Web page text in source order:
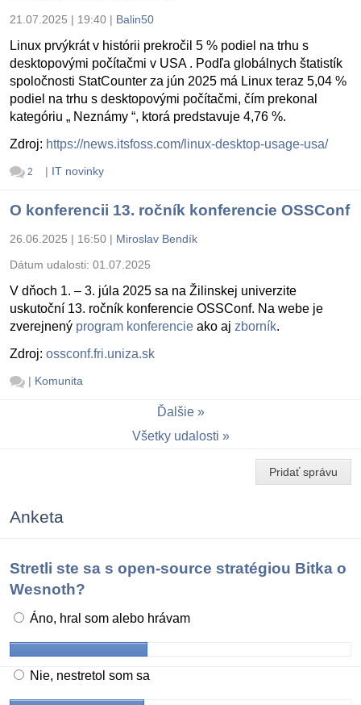
21.07.2025 | 19:40 | Balin50
Linux prvýkrát v histórii prekročil 5 % podiel na trhu s
desktopovými počítačmi v USA . Podľa globálnych štatistík
spoločnosti StatCounter za jún 2025 má Linux teraz 5,04 %
podiel na trhu s desktopovými počítačmi, čím prekonal
kategóriu „ Neznámy “, ktorá predstavuje 4,76 %.
Zdroj: https://news.itsfoss.com/linux-desktop-usage-usa/
2 | IT novinky
O konferencii 13. ročník konferencie OSSConf
26.06.2025 | 16:50 | Miroslav Bendík
Dátum udalosti: 01.07.2025
V dňoch 1. – 3. júla 2025 sa na Žilinskej univerzite
uskutoční 13. ročník konferencie OSSConf. Na webe je
zverejnený program konferencie ako aj zborník.
Zdroj: ossconf.fri.uniza.sk
| Komunita
Ďalšie
Všetky udalosti
Pridať správu
Anketa
Stretli ste sa s open-source stratégiou Bitka o
Wesnoth?
Áno, hral som alebo hrávam
Nie, nestretol som sa